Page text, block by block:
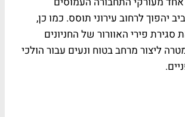
יהפוך לרחוב עירוני תוסס. כמו כן,
סגירת פירי האוורור של החניונים
ליצור מרחב בטוח ונעים עבור הולכי